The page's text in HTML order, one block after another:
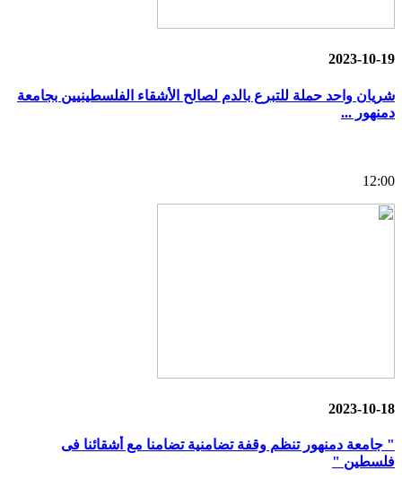
2023-10-19
شريان واحد حملة للتبرع بالدم لصالح الأشقاء الفلسطينيين بجامعة
دمنهور ...
12:00
2023-10-18
" جامعة دمنهور تنظم وقفة تضامنية تضامنا مع أشقائنا فى
فلسطين "